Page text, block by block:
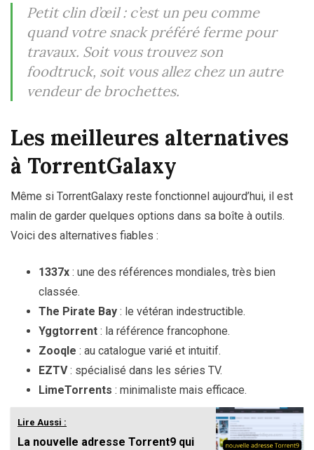
Petit clin d’œil : c’est un peu comme
quand votre snack préféré ferme pour
travaux. Soit vous trouvez son
foodtruck, soit vous allez chez un autre
vendeur de brochettes.
Les meilleures alternatives
à TorrentGalaxy
Même si TorrentGalaxy reste fonctionnel aujourd’hui, il est
malin de garder quelques options dans sa boîte à outils.
Voici des alternatives fiables :
1337x : une des références mondiales, très bien
classée.
The Pirate Bay : le vétéran indestructible.
Yggtorrent : la référence francophone.
Zooqle : au catalogue varié et intuitif.
EZTV: spécialisé dans les séries TV.
LimeTorrents : minimaliste mais efficace.
Lire Aussi :
La nouvelle adresse Torrent9 qui